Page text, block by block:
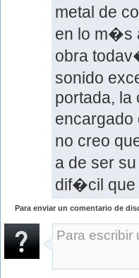
metal de
en lo m�s
obra
sonido
portada, la
encargado
no creo
a de ser
dif�cil que
Para enviar un comentario de